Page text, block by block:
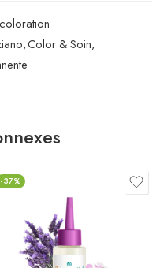
,Color & Soin,
-37%